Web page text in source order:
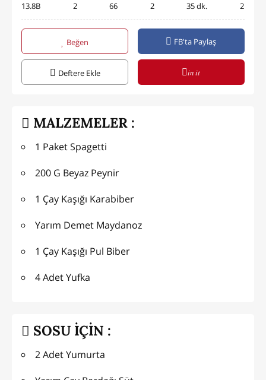
13.8B 2 66 2 35 dk. 2
Beğen FB'ta Paylaş
Deftere Ekle in it
MALZEMELER :
1 Paket Spagetti
200 G Beyaz Peynir
1 Çay Kaşığı Karabiber
Yarım Demet Maydanoz
1 Çay Kaşığı Pul Biber
4 Adet Yufka
SOSU İÇİN :
2 Adet Yumurta